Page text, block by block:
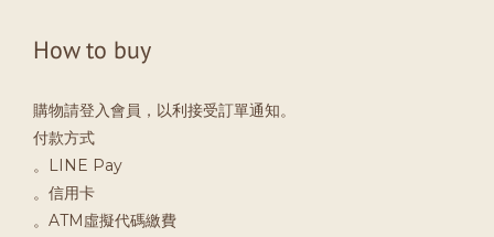
How to buy
購物請登入會員，以利接受訂單通知。
付款方式
。LINE Pay
。信用卡
。ATM虛擬代碼繳費